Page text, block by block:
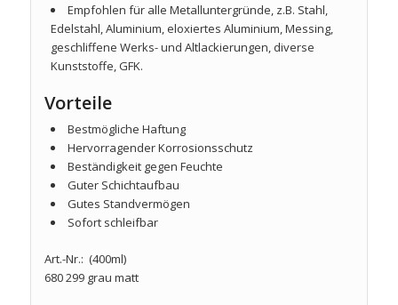
Empfohlen für alle Metalluntergründe, z.B. Stahl,
Edelstahl, Aluminium, eloxiertes Aluminium, Messing,
geschliffene Werks- und Altlackierungen, diverse
Kunststoffe, GFK.
Vorteile
Bestmögliche Haftung
Hervorragender Korrosionsschutz
Beständigkeit gegen Feuchte
Guter Schichtaufbau
Gutes Standvermögen
Sofort schleifbar
Art.-Nr.: (400ml)
680 299 grau matt